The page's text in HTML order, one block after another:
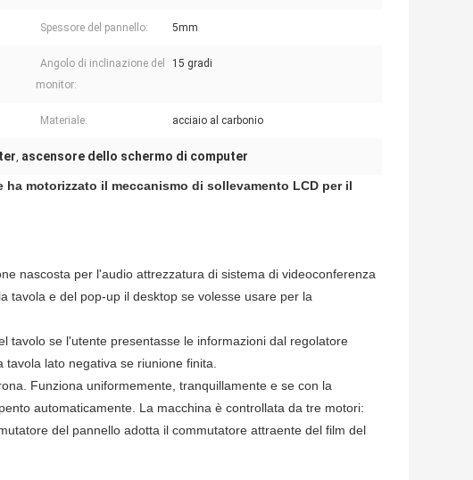
Spessore del pannello: 5mm
Angolo di inclinazione del
monitor:
15 gradi
Materiale: acciaio al carbonio
, ascensore dello schermo di computer
motorizzato il meccanismo di sollevamento LCD per il
nascosta per l'audio attrezzatura di sistema di videoconferenza
tavola e del pop-up il desktop se volesse usare per la
tavolo se l'utente presentasse le informazioni dal regolatore
lato negativa se riunione finita.
Funziona uniformemente, tranquillamente e se con la
automaticamente. La macchina è controllata da tre motori:
del pannello adotta il commutatore attraente del film del